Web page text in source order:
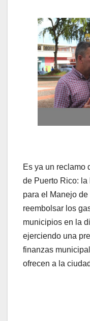
Es ya un reclamo
de Puerto Rico: la
para el Manejo
reembolsar los
municipios en la
ejerciendo una
finanzas
ofrecen a la